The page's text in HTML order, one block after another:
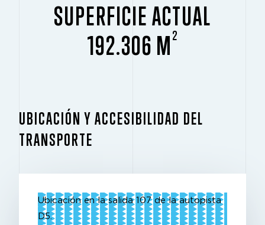
SUPERFICIE ACTUAL
192.306 M 2
UBICACIÓN Y ACCESIBILIDAD DEL
TRANSPORTE
Ubicación en la salida 107 de la autopista
D5.